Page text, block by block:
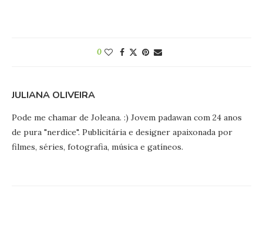
0
JULIANA OLIVEIRA
Pode me chamar de Joleana. :) Jovem padawan com 24 anos
de pura "nerdice". Publicitária e designer apaixonada por
filmes, séries, fotografia, música e gatíneos.